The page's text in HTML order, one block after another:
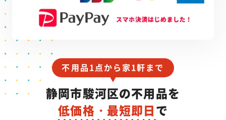
不用品1点から家1軒まで
静岡市駿河区の不用品を
低価格・最短即日で